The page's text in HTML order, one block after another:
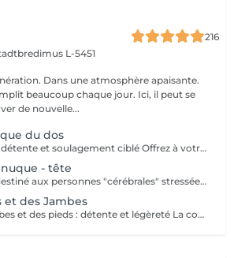
216
L-5451
Dans une atmosphère apaisante.
beaucoup chaque jour. Ici, il peut se
de nouvelle...
du dos
Massage du dos : détente et soulagement ciblé Offrez à votre dos une véritable pause : des gestes de massage relaxants et efficaces détendent, étirent et tonifient les zones sensibles au niveau lombaire, thoracique et cervical ainsi que les muscles pectoraux. Douleurs, tensions musculaires et blocages peuvent être soulagés, tandis que la circulation sanguine est stimulée.
nuque - tête
Ce massage est destiné aux personnes "cérébrales" stressées. Des techniques de préhension spéciales de la mobilisation de la colonne cervicale garantissent un apaisement des pensées. Un remède contre les tensions de stress, les douleurs au cou, les étourdissements, les problèmes de posture, les maux de tête et l'épuisement.
et des Jambes
Massage des jambes et des pieds : détente et légèreté La combinaison massage des jambes et des pieds procure une détente profonde et libératrice. Les muscles tendus ou fatigués après le sport ou la randonnée sont assouplis, les points de tension relâchés et la circulation sanguine stimulée. Offrez à vos jambes fatiguées ce moment de bien-être réparateur.